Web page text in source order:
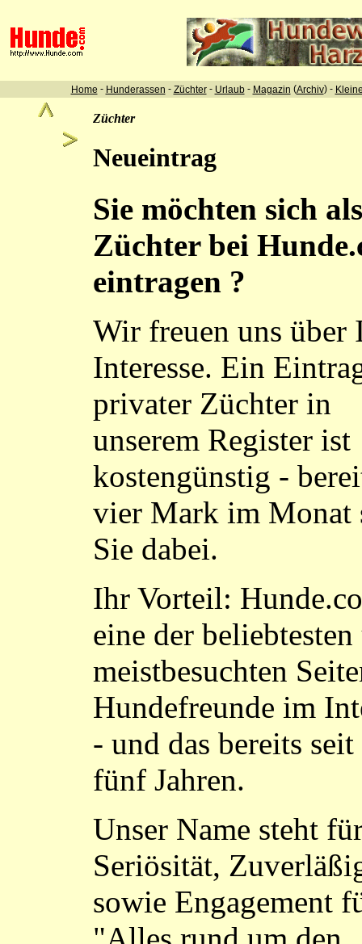
Home - Hunderassen - Züchter- Urlaub- Magazin (Archiv) -
Züchter
Neueintrag
Sie möchten sich als
Züchter bei
eintragen ?
Wir freuen uns über
Interesse. Ein
privater Züchter in
unserem Register ist
kostengünstig -
vier Mark im Monat
Sie dabei.
Ihr Vorteil:
eine der
meistbesuchten
Hundefreunde im
- und das bereits seit
fünf Jahren.
Unser Name steht
Seriösität,
sowie Engagement